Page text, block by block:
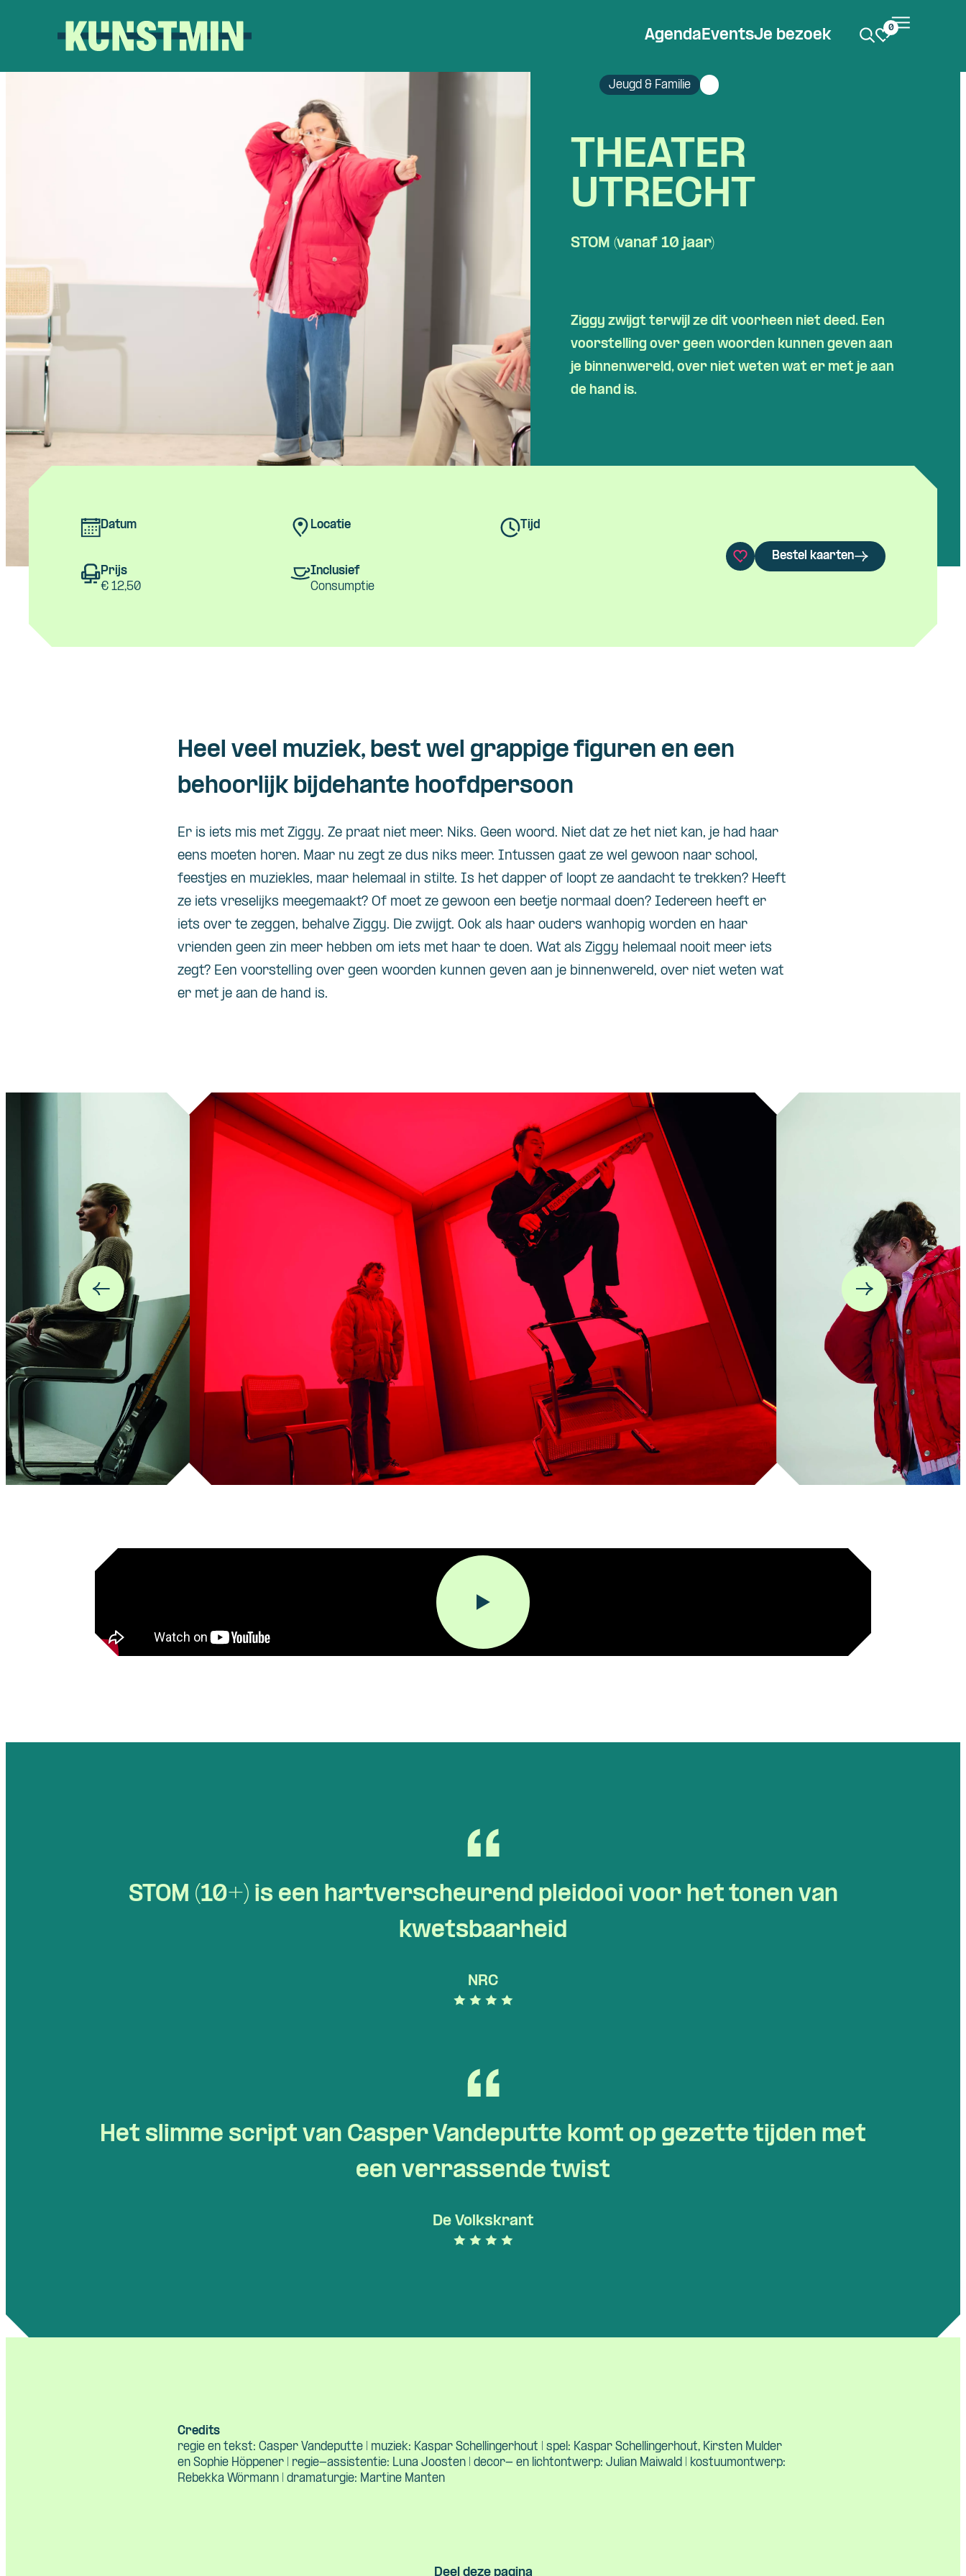
Skip navigatie
AgendaEventsJe bezoek 0
Jeugd & Familie
THEATER
UTRECHT
STOM (vanaf 10 jaar)
Ziggy zwijgt terwijl ze dit voorheen niet deed. Een
voorstelling over geen woorden kunnen geven aan
je binnenwereld, over niet weten wat er met je aan
de hand is.
Datum Locatie Tijd
Prijs
€ 12,50
Inclusief
Consumptie
Bestel kaarten
Heel veel muziek, best wel grappige figuren en een
behoorlijk bijdehante hoofdpersoon
Er is iets mis met Ziggy. Ze praat niet meer. Niks. Geen woord. Niet dat ze het niet kan, je had haar
eens moeten horen. Maar nu zegt ze dus niks meer. Intussen gaat ze wel gewoon naar school,
feestjes en muziekles, maar helemaal in stilte. Is het dapper of loopt ze aandacht te trekken? Heeft
ze iets vreselijks meegemaakt? Of moet ze gewoon een beetje normaal doen? Iedereen heeft er
iets over te zeggen, behalve Ziggy. Die zwijgt. Ook als haar ouders wanhopig worden en haar
vrienden geen zin meer hebben om iets met haar te doen. Wat als Ziggy helemaal nooit meer iets
zegt? Een voorstelling over geen woorden kunnen geven aan je binnenwereld, over niet weten wat
er met je aan de hand is.
STOM (10+) is een hartverscheurend pleidooi voor het tonen van
kwetsbaarheid
NRC
Het slimme script van Casper Vandeputte komt op gezette tijden met
een verrassende twist
De Volkskrant
Credits
regie en tekst: Casper Vandeputte | muziek: Kaspar Schellingerhout | spel: Kaspar Schellingerhout, Kirsten Mulder
en Sophie Höppener | regie-assistentie: Luna Joosten | decor- en lichtontwerp: Julian Maiwald | kostuumontwerp:
Rebekka Wörmann | dramaturgie: Martine Manten
Deel deze pagina